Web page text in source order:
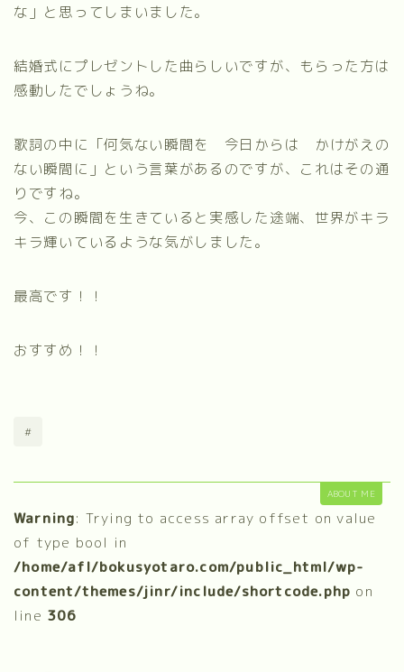
な」と思ってしまいました。
結婚式にプレゼントした曲らしいですが、もらった方は
感動したでしょうね。
歌詞の中に「何気ない瞬間を 今日からは かけがえの
ない瞬間に」という言葉があるのですが、これはその通
りですね。
今、この瞬間を生きていると実感した途端、世界がキラ
キラ輝いているような気がしました。
最高です！！
おすすめ！！
#
ABOUT ME
Warning: Trying to access array offset on value
of type bool in
/home/afl/bokusyotaro.com/public_html/wp-
content/themes/jinr/include/shortcode.php on
line 306